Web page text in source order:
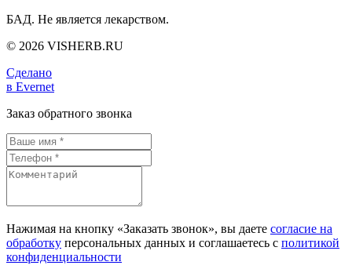
БАД. Не является лекарством.
© 2026 VISHERB.RU
Сделано
в Evernet
Заказ обратного звонка
Нажимая на кнопку «Заказать звонок», вы даете согласие на
обработку персональных данных и соглашаетесь c политикой
конфиденциальности